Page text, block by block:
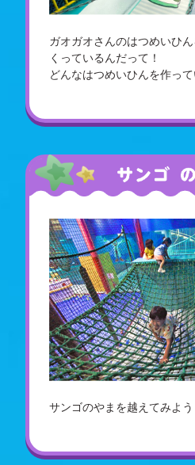
ガオガオさんのはつめいひ
くっているんだって！
どんなはつめいひんを作っ
サンゴのやまを越えてみよう